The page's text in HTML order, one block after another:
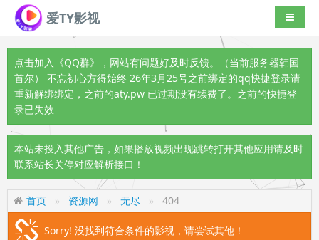
爱TY影视 导航切
点击加入《QQ群》
，网站有问题好及时反馈。（当前服务器韩国
首尔） 不忘初心方得始终 26年3月25号之前绑定的qq快捷登录请
重新解绑绑定，之前的aty.pw 已过期没有续费了。之前的快捷登
录已失效
本站未投入其他广告，如果播放视频出现跳转打开其他应用请及时
联系站长关停对应解析接口！
首页 资源网 无尽 404
Sorry! 没找到符合条件的影视，请尝试其他！